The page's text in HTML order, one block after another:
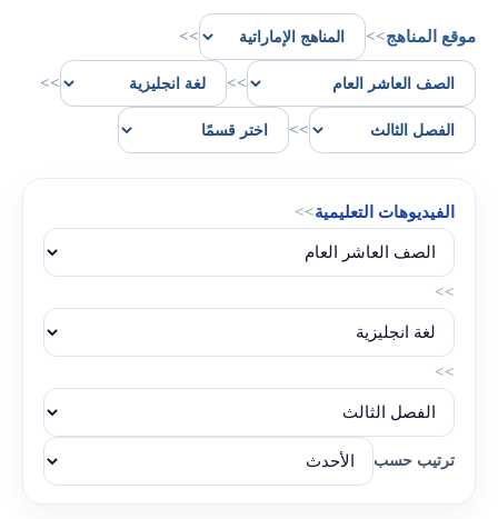
موقع المناهج>>
>>
>>
>>
>>
الفيديوهات التعليمية>>
>>
>>
ترتيب حسب